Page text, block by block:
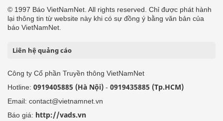
© 1997 Báo VietNamNet. All rights reserved. Chỉ được phát hành
lại thông tin từ website này khi có sự đồng ý bằng văn bản của
báo VietNamNet.
Liên hệ quảng cáo
Công ty Cổ phần Truyền thông VietNamNet
Hotline: 0919405885 (Hà Nội) - 0919435885 (Tp.HCM)
Email: contact@vietnamnet.vn
Báo giá: http://vads.vn